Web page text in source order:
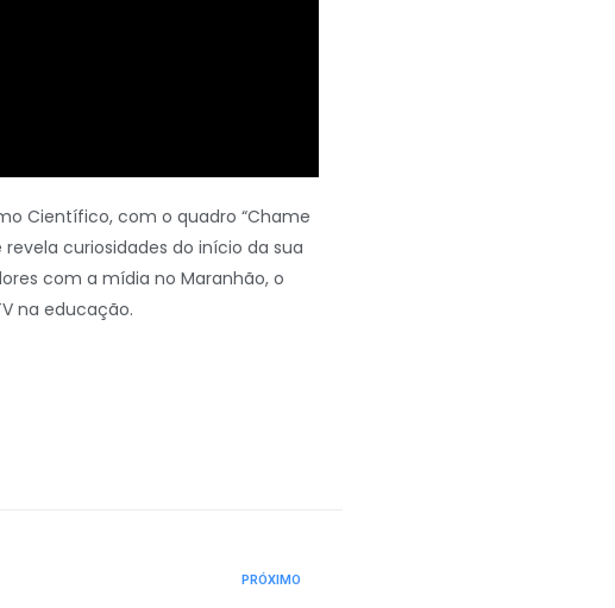
Científico, com o quadro “Chame
curiosidades do início da sua
com a mídia no Maranhão, o
na educação.
PRÓXIMO